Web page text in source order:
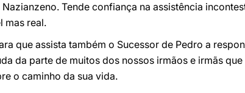
Tende confiança na assistência
mas real.
que assista também o Sucessor de Pedro a
da parte de muitos dos nossos irmãos e irmãs
o caminho da sua vida.